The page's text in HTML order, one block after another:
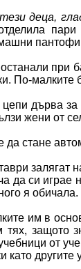
деца,
при
По-малките
дърва за
жени от
да стане
залягат
да си играе
я обичала.
им в
тях, защото
от
като другите